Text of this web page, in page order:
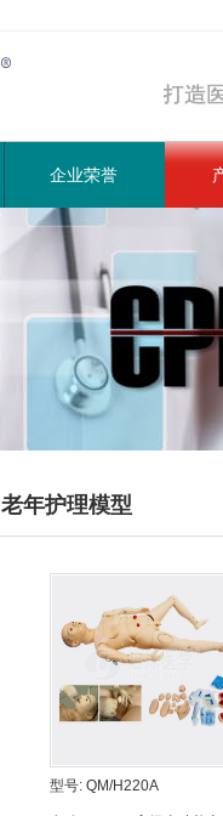
企业荣誉
老年护理模型
型号: QM/H220A